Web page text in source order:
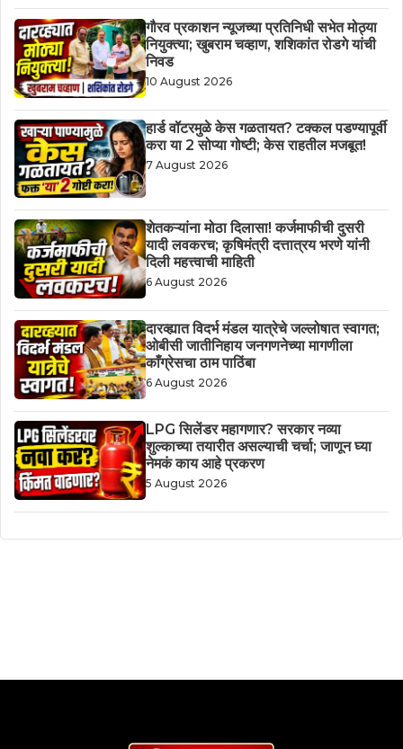
गौरव प्रकाशन न्यूजच्या प्रतिनिधी सभेत मोठ्या
नियुक्त्या; खुबराम चव्हाण, शशिकांत रोडगे यांची
निवड
10 August 2026
हार्ड वॉटरमुळे केस गळतायत? टक्कल पडण्यापूर्वी
करा या 2 सोप्या गोष्टी; केस राहतील मजबूत!
7 August 2026
शेतकऱ्यांना मोठा दिलासा! कर्जमाफीची दुसरी
यादी लवकरच; कृषिमंत्री दत्तात्रय भरणे यांनी
दिली महत्त्वाची माहिती
6 August 2026
दारव्ह्यात विदर्भ मंडल यात्रेचे जल्लोषात स्वागत;
ओबीसी जातीनिहाय जनगणनेच्या मागणीला
काँग्रेसचा ठाम पाठिंबा
6 August 2026
LPG सिलेंडर महागणार? सरकार नव्या
शुल्काच्या तयारीत असल्याची चर्चा; जाणून घ्या
नेमकं काय आहे प्रकरण
5 August 2026